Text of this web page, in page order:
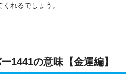
れるでしょう。
1441の意味【金運編】